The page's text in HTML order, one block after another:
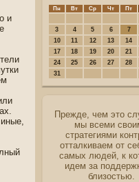
и
Пн Вт Ср Чт Пт
3
4 5 6 7
10
11 12 13 14
17
18 19 20 21
24
25 26 27 28
31
Прежде, чем это
мы всеми
стратегиями
отталкиваем от
самых людей, к
идем за
близостью.